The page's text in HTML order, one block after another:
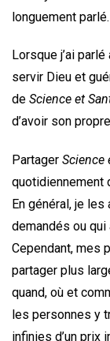
longuement parlé.
Lorsque j’ai
servir Dieu et
de Science et
d’avoir son
Partager Science
quotidiennement
En général, je
demandés ou qui
Cependant, mes
partager plus
quand, où et
les personnes y
infinies d’un prix